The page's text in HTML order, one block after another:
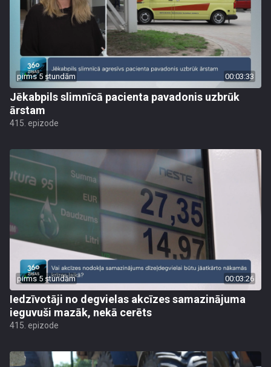
pirms 5 stundām 00:03:33
Jēkabpils slimnīcā pacienta pavadonis uzbrūk
ārstam
415. epizode
pirms 5 stundām 00:03:26
Iedzīvotāji no degvielas akcīzes samazinājuma
ieguvuši mazāk, nekā cerēts
415. epizode